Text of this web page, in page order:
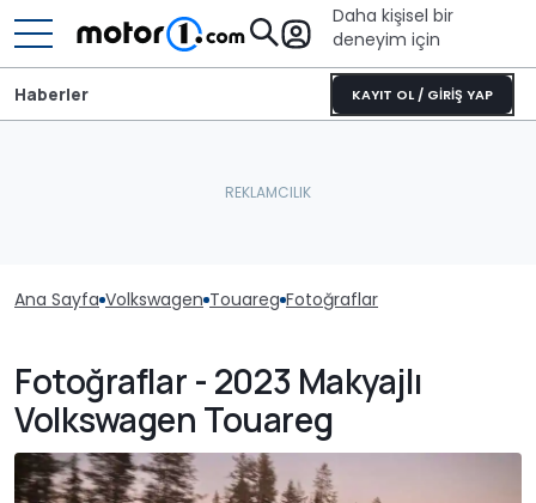
Daha kişisel bir
deneyim için
KAYIT OL / GİRİŞ YAP
Haberler
Ana Sayfa Volkswagen Touareg Fotoğraflar
Fotoğraflar - 2023 Makyajlı
Volkswagen Touareg